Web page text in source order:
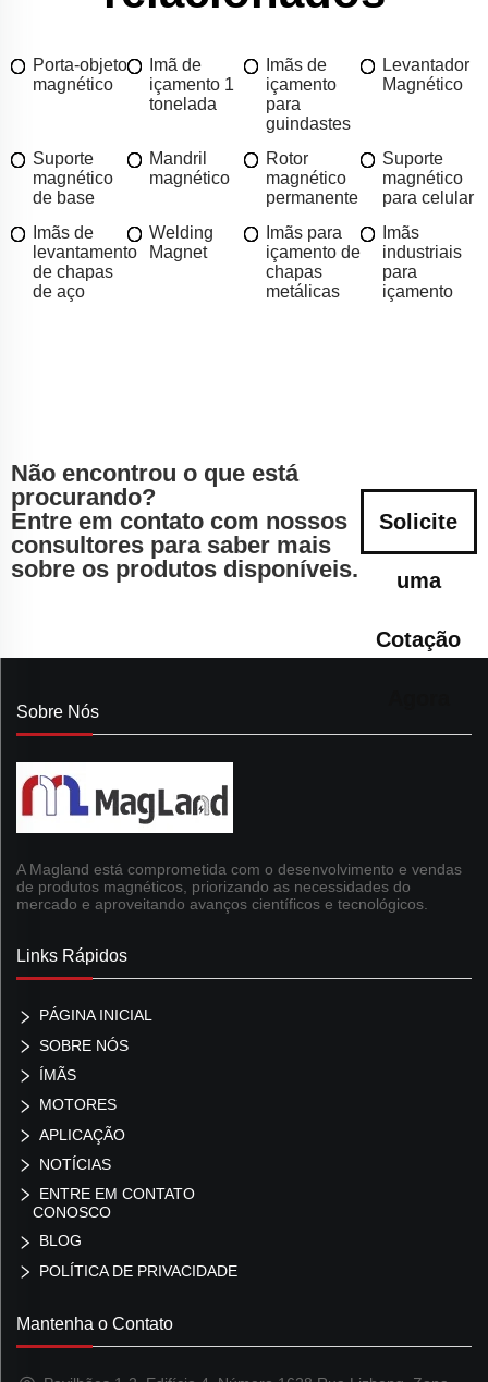
Porta-objeto
magnético
Imã de
içamento 1
tonelada
Imãs de
içamento
para
guindastes
Levantador
Magnético
Suporte
magnético
de base
Mandril
magnético
Rotor
magnético
permanente
Suporte
magnético
para celular
Imãs de
levantamento
de chapas
de aço
Welding
Magnet
Imãs para
içamento de
chapas
metálicas
Imãs
industriais
para
içamento
Não encontrou o que está
procurando?
Entre em contato com nossos
consultores para saber mais
sobre os produtos disponíveis.
Solicite
uma
Cotação
Sobre Nós
A Magland está comprometida com o desenvolvimento e vendas
de produtos magnéticos, priorizando as necessidades do
mercado e aproveitando avanços científicos e tecnológicos.
Links Rápidos
PÁGINA INICIAL
SOBRE NÓS
ÍMÃS
MOTORES
APLICAÇÃO
NOTÍCIAS
ENTRE EM CONTATO
CONOSCO
BLOG
POLÍTICA DE PRIVACIDADE
Mantenha o Contato